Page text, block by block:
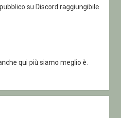
su Discord raggiungibile
qui più siamo meglio è.